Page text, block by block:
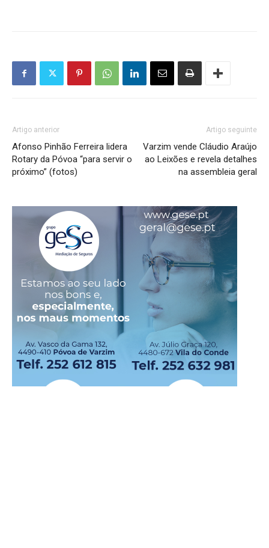
Artigo anterior
Afonso Pinhão Ferreira lidera
Rotary da Póvoa “para servir o
próximo” (fotos)
Artigo seguinte
Varzim vende Cláudio Araújo
ao Leixões e revela detalhes
na assembleia geral